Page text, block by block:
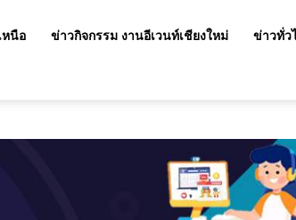
หนือ ข่าวกิจกรรม งานอีเวนท์เชียงใหม่ ข่าวทั่ว